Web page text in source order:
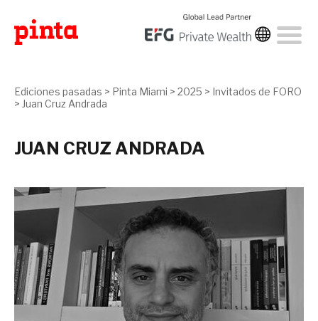
Ediciones pasadas > Pinta Miami > 2025 > Invitados de FORO
> Juan Cruz Andrada
JUAN CRUZ ANDRADA